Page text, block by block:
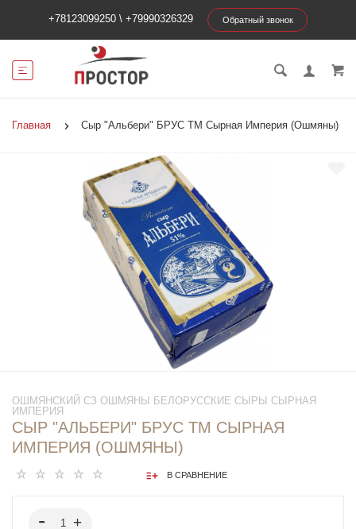
+78123099250 \ +79990326329 Обратный звонок
Главная Сыр "Альбери" БРУС ТМ Сырная Империя (Ошмяны)
ОШМЯНСКИЙ СЗ ОШМЯНЫ БЕЛОРУССКИЕ СЫРЫ СЫРНАЯ
ИМПЕРИЯ
СЫР "АЛЬБЕРИ" БРУС ТМ СЫРНАЯ
ИМПЕРИЯ (ОШМЯНЫ)
В СРАВНЕНИЕ